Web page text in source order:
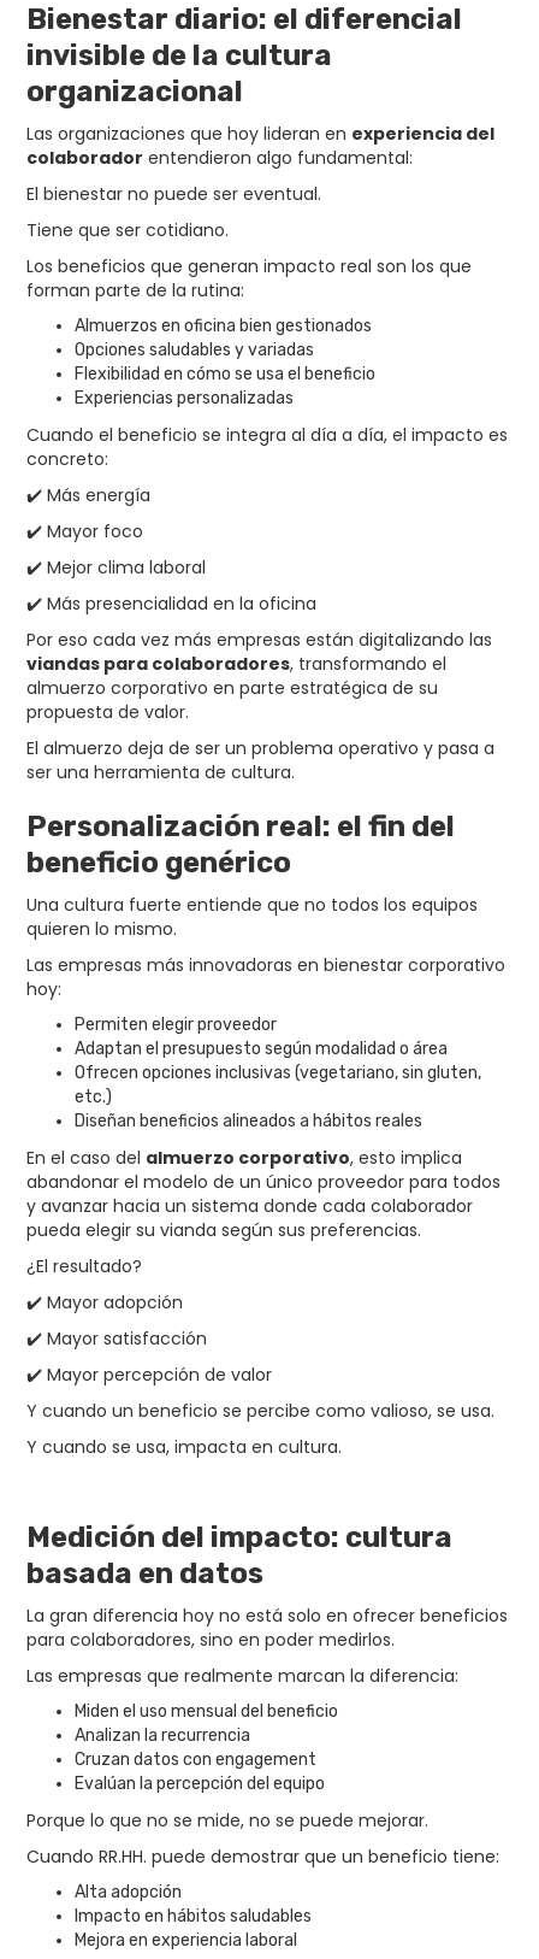
Bienestar diario: el diferencial
invisible de la cultura
organizacional
Las organizaciones que hoy lideran en experiencia del
colaborador entendieron algo fundamental:
El bienestar no puede ser eventual.
Tiene que ser cotidiano.
Los beneficios que generan impacto real son los que
forman parte de la rutina:
Almuerzos en oficina bien gestionados
Opciones saludables y variadas
Flexibilidad en cómo se usa el beneficio
Experiencias personalizadas
Cuando el beneficio se integra al día a día, el impacto es
concreto:
✔️ Más energía
✔️ Mayor foco
✔️ Mejor clima laboral
✔️ Más presencialidad en la oficina
Por eso cada vez más empresas están digitalizando las
viandas para colaboradores, transformando el
almuerzo corporativo en parte estratégica de su
propuesta de valor.
El almuerzo deja de ser un problema operativo y pasa a
ser una herramienta de cultura.
Personalización real: el fin del
beneficio genérico
Una cultura fuerte entiende que no todos los equipos
quieren lo mismo.
Las empresas más innovadoras en bienestar corporativo
hoy:
Permiten elegir proveedor
Adaptan el presupuesto según modalidad o área
Ofrecen opciones inclusivas (vegetariano, sin gluten,
etc.)
Diseñan beneficios alineados a hábitos reales
En el caso del almuerzo corporativo, esto implica
abandonar el modelo de un único proveedor para todos
y avanzar hacia un sistema donde cada colaborador
pueda elegir su vianda según sus preferencias.
¿El resultado?
✔️ Mayor adopción
✔️ Mayor satisfacción
✔️ Mayor percepción de valor
Y cuando un beneficio se percibe como valioso, se usa.
Y cuando se usa, impacta en cultura.
Medición del impacto: cultura
basada en datos
La gran diferencia hoy no está solo en ofrecer beneficios
para colaboradores, sino en poder medirlos.
Las empresas que realmente marcan la diferencia:
Miden el uso mensual del beneficio
Analizan la recurrencia
Cruzan datos con engagement
Evalúan la percepción del equipo
Porque lo que no se mide, no se puede mejorar.
Cuando RR.HH. puede demostrar que un beneficio tiene:
Alta adopción
Impacto en hábitos saludables
Mejora en experiencia laboral